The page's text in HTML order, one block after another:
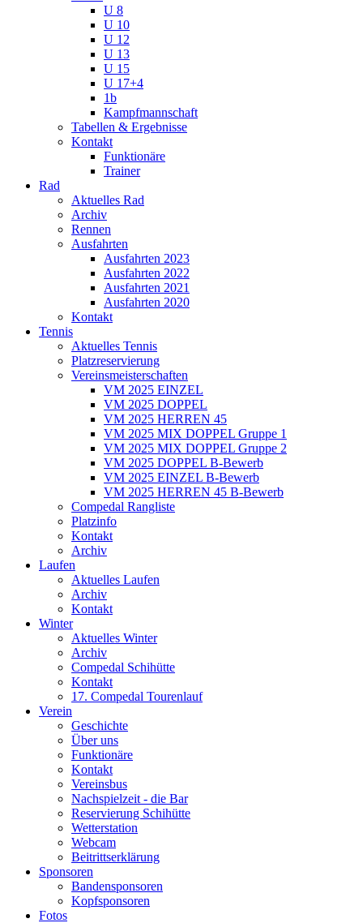
U 8
U 10
U 12
U 13
U 15
U 17+4
1b
Kampfmannschaft
Tabellen & Ergebnisse
Kontakt
Funktionäre
Trainer
Rad
Aktuelles Rad
Archiv
Rennen
Ausfahrten
Ausfahrten 2023
Ausfahrten 2022
Ausfahrten 2021
Ausfahrten 2020
Kontakt
Tennis
Aktuelles Tennis
Platzreservierung
Vereinsmeisterschaften
VM 2025 EINZEL
VM 2025 DOPPEL
VM 2025 HERREN 45
VM 2025 MIX DOPPEL Gruppe 1
VM 2025 MIX DOPPEL Gruppe 2
VM 2025 DOPPEL B-Bewerb
VM 2025 EINZEL B-Bewerb
VM 2025 HERREN 45 B-Bewerb
Compedal Rangliste
Platzinfo
Kontakt
Archiv
Laufen
Aktuelles Laufen
Archiv
Kontakt
Winter
Aktuelles Winter
Archiv
Compedal Schihütte
Kontakt
17. Compedal Tourenlauf
Verein
Geschichte
Über uns
Funktionäre
Kontakt
Vereinsbus
Nachspielzeit - die Bar
Reservierung Schihütte
Wetterstation
Webcam
Beitrittserklärung
Sponsoren
Bandensponsoren
Kopfsponsoren
Fotos